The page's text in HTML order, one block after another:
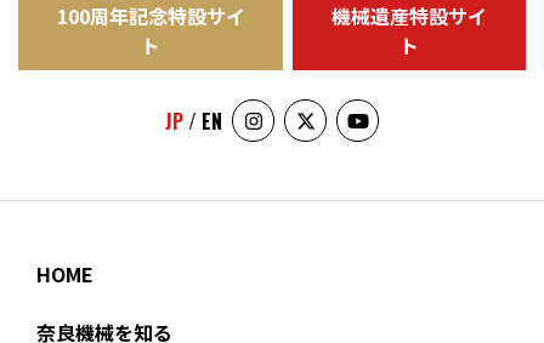
100周年記念特設サイ
ト
機械遺産特設サイ
ト
JP / EN
HOME
奈良機械を知る